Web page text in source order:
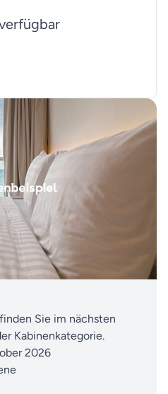
Sie im nächsten
Kabinenkategorie.
2026